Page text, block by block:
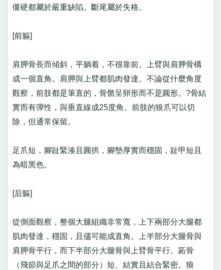
僵硬都屬於嚴重缺陷。斷尾屬於失格。
[前軀]
肩胛骨長而傾斜，平躺着，不很靠前。上臂與肩胛骨構
成一個直角。肩胛與上臂都肌肉發達。不論從什麼角度
觀察，前肢都是筆直的，骨骼呈卵形而不是圓形。?骨結
實而有彈性，與垂直線成25度角。前肢的狼爪可以切
除，但通常保留。
足爪短，腳趾緊湊且圓拱，腳墊厚實而穩固，趾甲短且
為暗黑色。
[后軀]
從側面觀察，整個大腿組織非常寬，上下兩部分大腿都
肌肉發達，穩固，且儘可能成直角。上半部分大腿骨與
肩胛骨平行，而下半部分大腿骨與上臂骨平行。跖骨
（飛節與足爪之間的部分）短、結實且結合緊密。狼